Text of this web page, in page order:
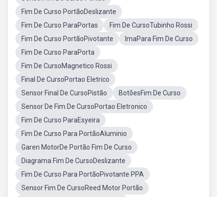
Fim De Curso PortãoDeslizante
Fim De Curso ParaPortas
Fim De CursoTubinho Rossi
Fim De Curso PortãoPivotante
ImaPara Fim De Curso
Fim De Curso ParaPorta
Fim De CursoMagnetico Rossi
Final De CursoPortao Eletrico
Sensor Final De CursoPistão
BotõesFim De Curso
Sensor De Fim De CursoPortao Eletronico
Fim De Curso ParaEsyeira
Fim De Curso Para PortãoAluminio
Garen MotorDe Portão Fim De Curso
Diagrama Fim De CursoDeslizante
Fim De Curso Para PortãoPivotante PPA
Sensor Fim De CursoReed Motor Portão